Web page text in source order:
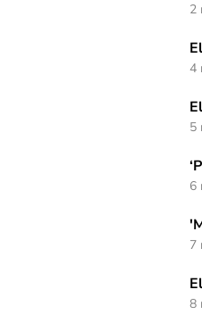
2
Elbert Smelt
4
Elbert Smelt
5
‘Poep-, pies-
6
'Mijn vader
7
Elbert Smelt
8